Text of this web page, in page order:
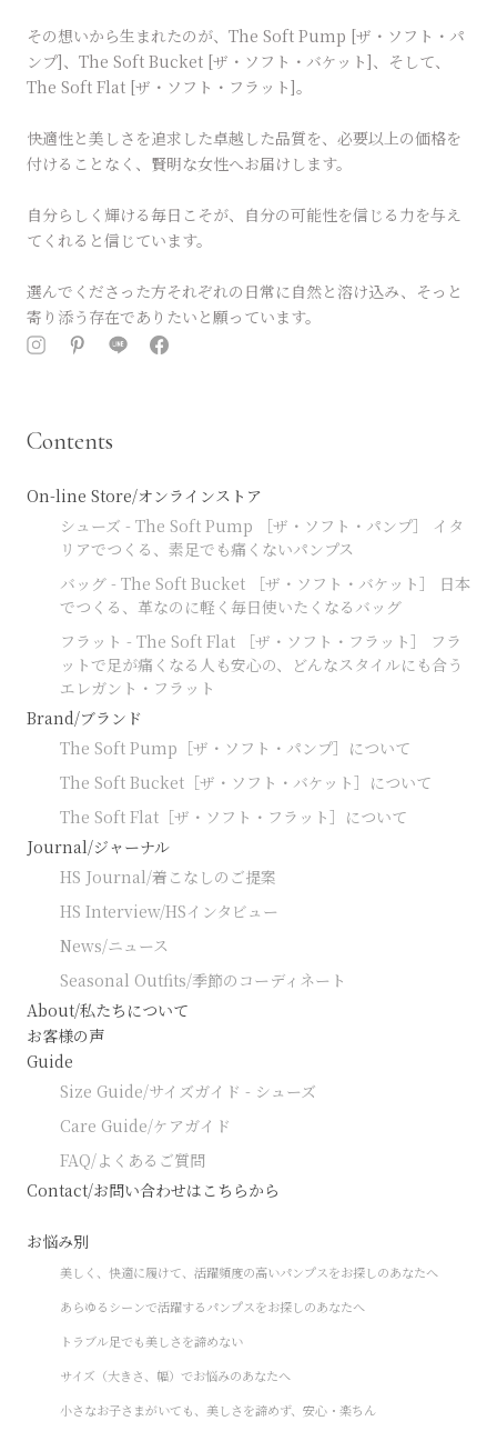
その想いから生まれたのが、The Soft Pump [ザ・ソフト・パ
ンプ]、The Soft Bucket [ザ・ソフト・バケット]、そして、
The Soft Flat [ザ・ソフト・フラット]。
快適性と美しさを追求した卓越した品質を、必要以上の価格を
付けることなく、賢明な女性へお届けします。
自分らしく輝ける毎日こそが、自分の可能性を信じる力を与え
てくれると信じています。
選んでくださった方それぞれの日常に自然と溶け込み、そっと
寄り添う存在でありたいと願っています。
Contents
On-line Store/オンラインストア
シューズ - The Soft Pump ［ザ・ソフト・パンプ］ イタ
リアでつくる、素足でも痛くないパンプス
バッグ - The Soft Bucket ［ザ・ソフト・バケット］ 日本
でつくる、革なのに軽く毎日使いたくなるバッグ
フラット - The Soft Flat ［ザ・ソフト・フラット］ フラ
ットで足が痛くなる人も安心の、どんなスタイルにも合う
エレガント・フラット
Brand/ブランド
The Soft Pump［ザ・ソフト・パンプ］について
The Soft Bucket［ザ・ソフト・バケット］について
The Soft Flat［ザ・ソフト・フラット］について
Journal/ジャーナル
HS Journal/着こなしのご提案
HS Interview/HSインタビュー
News/ニュース
Seasonal Outfits/季節のコーディネート
About/私たちについて
お客様の声
Guide
Size Guide/サイズガイド - シューズ
Care Guide/ケアガイド
FAQ/よくあるご質問
Contact/お問い合わせはこちらから
お悩み別
美しく、快適に履けて、活躍頻度の高いパンプスをお探しのあなたへ
あらゆるシーンで活躍するパンプスをお探しのあなたへ
トラブル足でも美しさを諦めない
サイズ（大きさ、幅）でお悩みのあなたへ
小さなお子さまがいても、美しさを諦めず、安心・楽ちん